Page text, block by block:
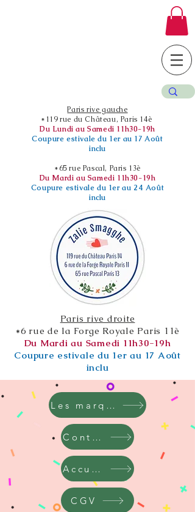
Paris rive gauche
*119 rue du Château, Paris 14è
Du Lundi au Samedi 11h30-19h
Coupure estivale du 1er au 17 Août
inclu
*65 rue Pascal, Paris 13è
Du Mardi au Samedi 11h30-19h
Coupure estivale du 1er au 24 Août
inclu
Paris rive droite
*6 rue de la Forge Royale Paris 11è
Du Mardi au Samedi 11h30-19h
Coupure estivale du 1er au 17 Août
inclu
Les marques
Contact
Accueil
CGV